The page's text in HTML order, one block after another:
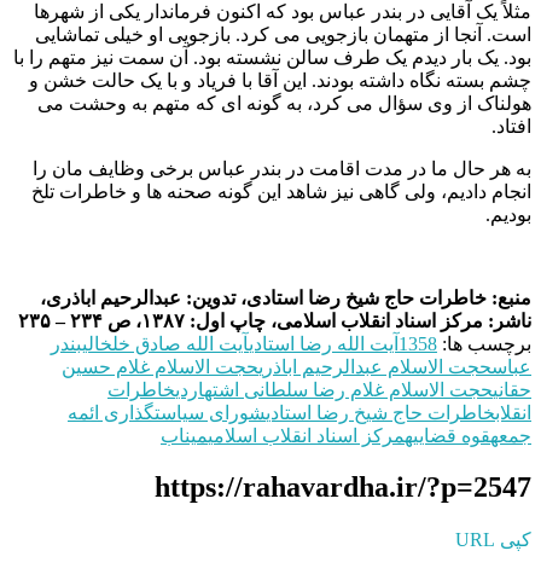
مثلاً یک آقایی در بندر عباس بود که اکنون فرماندار یکی از شهرها
است. آنجا از متهمان بازجویی می کرد. بازجویی او خیلی تماشایی
بود. یک بار دیدم یک طرف سالن نشسته بود. آن سمت نیز متهم را با
چشم بسته نگاه داشته بودند. این آقا با فریاد و با یک حالت خشن و
هولناک از وی سؤال می کرد، به گونه ای که متهم به وحشت می
افتاد.
به هر حال ما در مدت اقامت در بندر عباس برخی وظایف مان را
انجام دادیم، ولی گاهی نیز شاهد این گونه صحنه ها و خاطرات تلخ
بودیم.
منبع: خاطرات حاج شیخ رضا استادی، تدوین: عبدالرحیم اباذری،
ناشر: مرکز اسناد انقلاب اسلامی، چاپ اول: ۱۳۸۷، ص ۲۳۴ – ۲۳۵
برچسب ها: 1358 آیت‌ الله رضا استادیآیت الله صادق خلخالیبندر
عباسحجت الاسلام عبدالرحیم اباذریحجت الاسلام غلام حسین
حقانیحجت الاسلام غلام رضا سلطانی اشتهاردیخاطرات
انقلابخاطرات حاج شیخ رضا استادیشورای سیاستگذاری ائمه
جمعهقوه قضاییهمرکز اسناد انقلاب اسلامیمیناب
https://rahavardha.ir/?p=2547
کپی URL